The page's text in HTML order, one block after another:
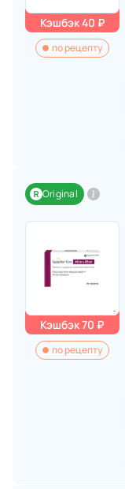
Кэшбэк 40 ₽
по рецепту
Original
Кэшбэк 70 ₽
по рецепту